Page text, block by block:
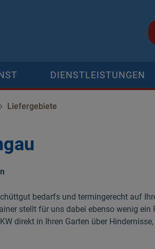
DIENSTLEISTUNGEN
Liefergebiete
bedarfs und termingerecht auf
stellt für uns dabei ebenso wenig
direkt in Ihren Garten über